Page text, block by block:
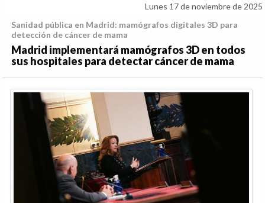
Lunes 17 de noviembre de 2025
Sanidad pública en Madrid: mamógrafos digitales 3D para
detección de cáncer de mama
Madrid implementará mamógrafos 3D en todos
sus hospitales para detectar cáncer de mama